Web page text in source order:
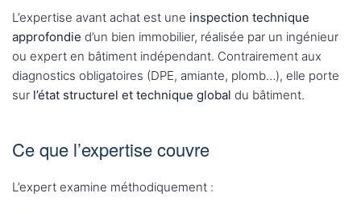
L’expertise avant achat est une inspection technique
approfondie d’un bien immobilier, réalisée par un ingénieur
ou expert en bâtiment indépendant. Contrairement aux
diagnostics obligatoires (DPE, amiante, plomb…), elle porte
sur l’état structurel et technique global du bâtiment.
Ce que l’expertise couvre
L’expert examine méthodiquement :